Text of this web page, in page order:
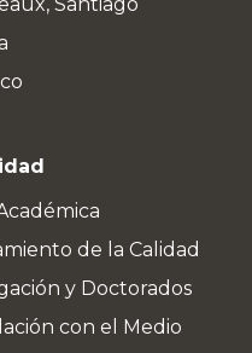
de la Calidad
y Doctorados
con el Medio